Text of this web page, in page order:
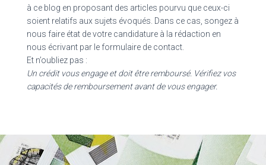
à ce blog en proposant des articles pourvu que ceux-ci
soient relatifs aux sujets évoqués. Dans ce cas, songez à
nous faire état de votre candidature à la rédaction en
nous écrivant par le formulaire de contact.
Et n’oubliez pas :
Un crédit vous engage et doit être remboursé. Vérifiez vos
capacités de remboursement avant de vous engager.